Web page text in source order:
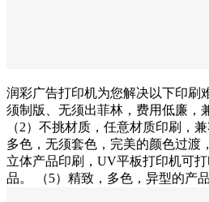
润彩广告打印机为您解决以下印刷
须制版、无须出菲林，费用低廉，
（2）不挑材质，任意材质印刷，
多色，无须套色，完美的颜色过渡
立体产品印刷，UV平板打印机可
品。 （5）精致，多色，异型的产